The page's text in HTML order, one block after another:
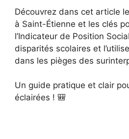
Découvrez dans cet article
à Saint-Étienne et les clés
l’Indicateur de Position
disparités scolaires et
dans les pièges des
Un guide pratique et clair
éclairées ! 🎒